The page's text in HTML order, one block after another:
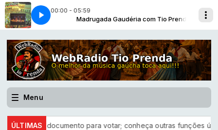
00:00 - 05:59
Prenda Madrugada Gaudéria com Tio Prenda
de Linguiça Elvio Oliveira - O Vendedor de Linguiça
Menu
ÚLTIMAS
documento para votar; conheça outras funções úteis